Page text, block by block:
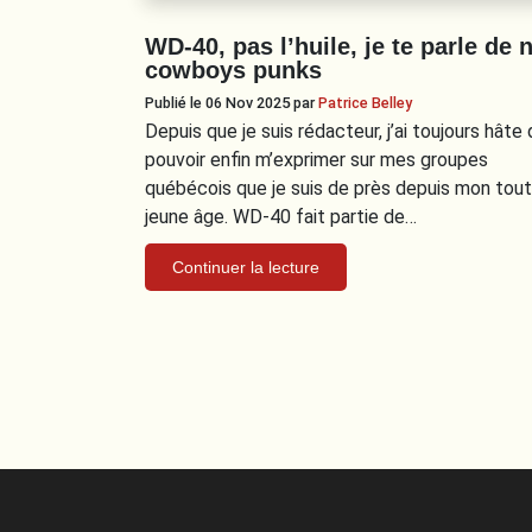
WD-40, pas l’huile, je te parle de
cowboys punks
Publié le 06 Nov 2025parPatrice Belley
Depuis que je suis rédacteur, j’ai toujours hâte
pouvoir enfin m’exprimer sur mes groupes
québécois que je suis de près depuis mon tout
jeune âge. WD-40 fait partie de…
Continuer la lecture